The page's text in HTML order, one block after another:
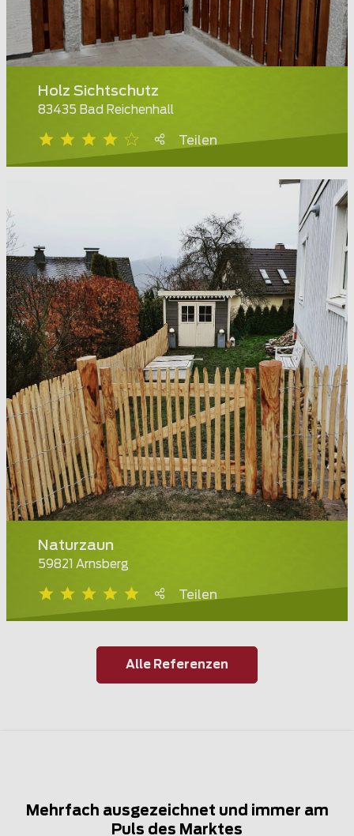
Holz Sichtschutz
83435 Bad Reichenhall
Teilen
Naturzaun
59821 Arnsberg
Teilen
Alle Referenzen
Mehrfach ausgezeichnet und immer am
Puls des Marktes